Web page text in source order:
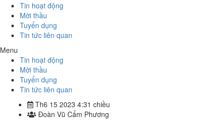
Tin hoạt động
Mời thầu
Tuyển dụng
Tin tức liên quan
Menu
Tin hoạt động
Mời thầu
Tuyển dụng
Tin tức liên quan
Th6 15 2023 4:31 chiều
Đoàn Vũ Cẩm Phương